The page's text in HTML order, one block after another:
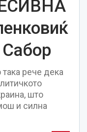
Сабор
рече дека
што
и силна